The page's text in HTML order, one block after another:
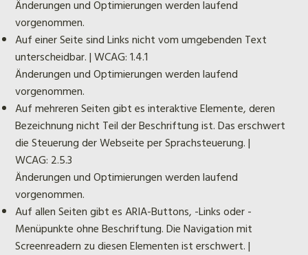
Änderungen und Optimierungen werden laufend
vorgenommen.
Auf einer Seite sind Links nicht vom umgebenden Text
unterscheidbar. | WCAG: 1.4.1
Änderungen und Optimierungen werden laufend
vorgenommen.
Auf mehreren Seiten gibt es interaktive Elemente, deren
Bezeichnung nicht Teil der Beschriftung ist. Das erschwert
die Steuerung der Webseite per Sprachsteuerung. |
WCAG: 2.5.3
Änderungen und Optimierungen werden laufend
vorgenommen.
Auf allen Seiten gibt es ARIA-Buttons, -Links oder -
Menüpunkte ohne Beschriftung. Die Navigation mit
Screenreadern zu diesen Elementen ist erschwert. |